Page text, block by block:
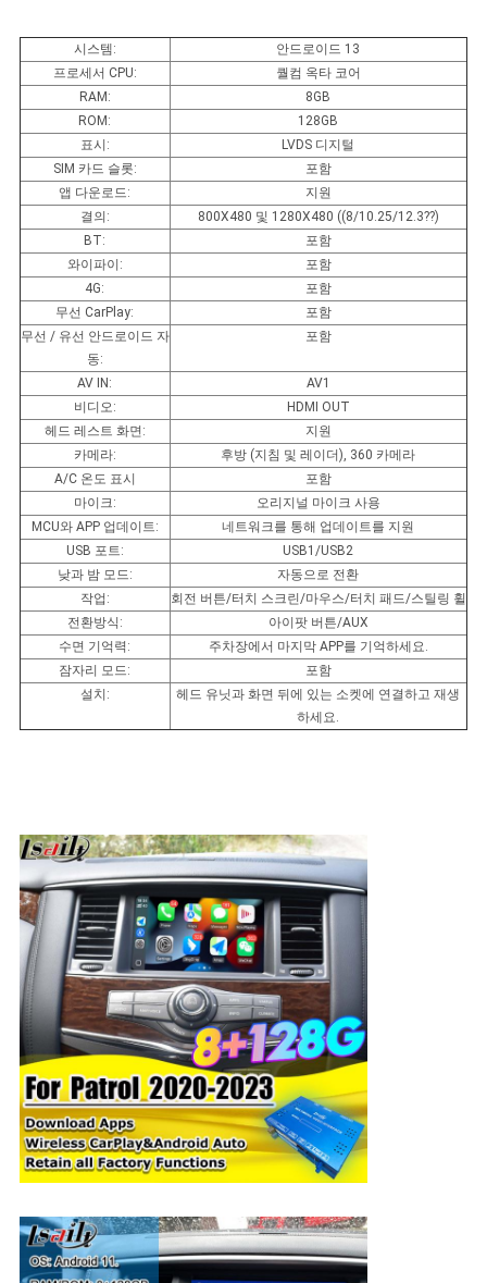
시스템:
안드로이드 13
프로세서 CPU:
퀄컴 옥타 코어
RAM:
8GB
ROM:
128GB
표시:
LVDS 디지털
SIM 카드 슬롯:
포함
앱 다운로드:
지원
결의:
800X480 및 1280X480 ((8/10.25/12.3??)
BT:
포함
와이파이:
포함
4G:
포함
무선 CarPlay:
포함
무선 / 유선 안드로이드 자
동:
포함
AV IN:
AV1
비디오:
HDMI OUT
헤드 레스트 화면:
지원
카메라:
후방 (지침 및 레이더), 360 카메라
A/C 온도 표시
포함
마이크:
오리지널 마이크 사용
MCU와 APP 업데이트:
네트워크를 통해 업데이트를 지원
USB 포트:
USB1/USB2
낮과 밤 모드:
자동으로 전환
작업:
회전 버튼/터치 스크린/마우스/터치 패드/스틸링 휠
전환방식:
아이팟 버튼/AUX
수면 기억력:
주차장에서 마지막 APP를 기억하세요.
잠자리 모드:
포함
설치:
헤드 유닛과 화면 뒤에 있는 소켓에 연결하고 재생
하세요.